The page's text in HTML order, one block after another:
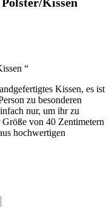
“
Kissen, es ist
zu besonderen
nur, um ihr zu
von 40 Zentimetern
hochwertigen